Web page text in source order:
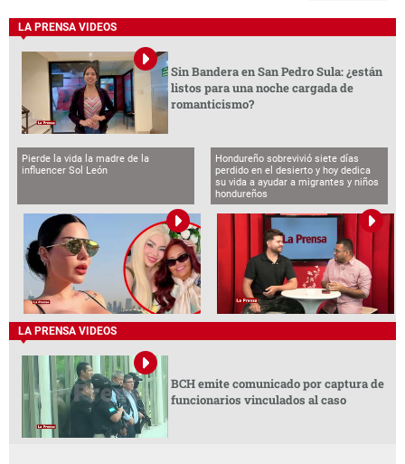
LA PRENSA VIDEOS
Sin Bandera en San Pedro Sula: ¿están
listos para una noche cargada de
romanticismo?
Pierde la vida la madre de la
influencer Sol León
Hondureño sobrevivió siete días
perdido en el desierto y hoy dedica
su vida a ayudar a migrantes y niños
hondureños
LA PRENSA VIDEOS
BCH emite comunicado por captura de
funcionarios vinculados al caso